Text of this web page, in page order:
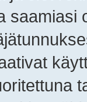
saamiasi